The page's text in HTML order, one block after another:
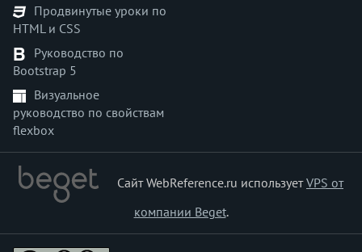
background-repeat
background-size
block-size
border
border-block
border-block-color
border-block-end
border-block-end-style
border-block-end-width
Продвинутые уроки по
HTML и CSS
Руководство по
Bootstrap 5
Визуальное
руководство по свойствам
flexbox
Сайт WebReference.ru используетVPS от
компании Beget.